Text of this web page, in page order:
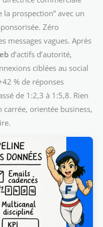
la prospection” avec un
Zéro
messages vagues. Après
d’actifs d’autorité,
ciblées au social
% de réponses
de 1:2,3 à 1:5,8. Rien
orientée business,